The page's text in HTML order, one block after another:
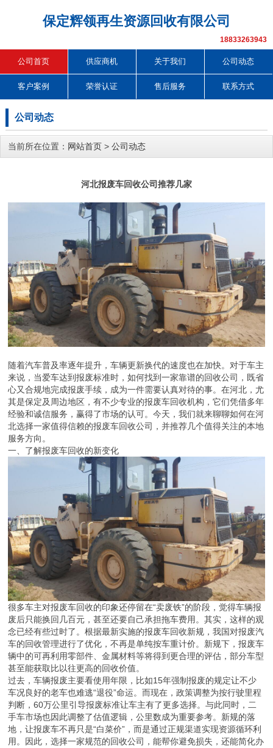
保定辉领再生资源回收有限公司
18833263943
公司首页 供应商机 关于我们 公司动态
客户案例 荣誉认证 售后服务 联系方式
公司动态
当前所在位置： 网站首页 > 公司动态
河北报废车回收公司推荐几家
随着汽车普及率逐年提升，车辆更新换代的速度也在加快。对于车主
来说，当爱车达到报废标准时，如何找到一家靠谱的回收公司，既省
心又合规地完成报废手续，成为一件需要认真对待的事。在河北，尤
其是保定及周边地区，有不少专业的报废车回收机构，它们凭借多年
经验和诚信服务，赢得了市场的认可。今天，我们就来聊聊如何在河
北选择一家值得信赖的报废车回收公司，并推荐几个值得关注的本地
服务方向。
一、了解报废车回收的新变化
很多车主对报废车回收的印象还停留在“卖废铁”的阶段，觉得车辆报
废后只能换回几百元，甚至还要自己承担拖车费用。其实，这样的观
念已经有些过时了。根据最新实施的报废车回收新规，我国对报废汽
车的回收管理进行了优化，不再是单纯按车重计价。新规下，报废车
辆中的可再利用零部件、金属材料等将得到更合理的评估，部分车型
甚至能获取比以往更高的回收价值。
过去，车辆报废主要看使用年限，比如15年强制报废的规定让不少
车况良好的老车也难逃“退役”命运。而现在，政策调整为按行驶里程
判断，60万公里引导报废标准让车主有了更多选择。与此同时，二
手车市场也因此调整了估值逻辑，公里数成为重要参考。新规的落
地，让报废车不再只是“白菜价”，而是通过正规渠道实现资源循环利
用。因此，选择一家规范的回收公司，能帮你避免损失，还能简化办